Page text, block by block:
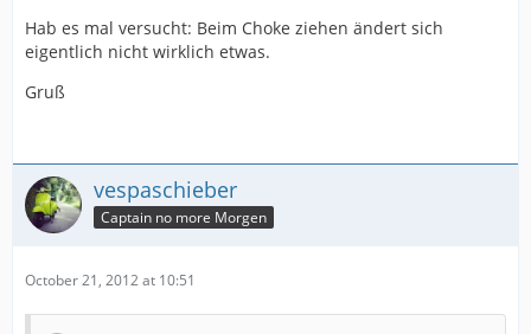
Hab es mal versucht: Beim Choke ziehen ändert sich
eigentlich nicht wirklich etwas.
Gruß
vespaschieber
Captain no more Morgen
October 21, 2012 at 10:51